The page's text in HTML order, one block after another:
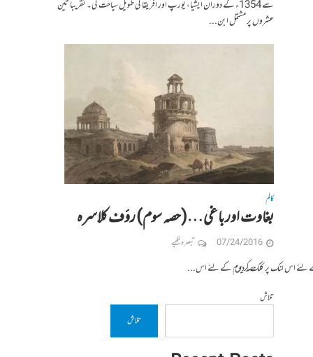
سے 1354ء کے دوران ایشیا، یورپ اور افریقا کی طویل سیاحت کی۔ تقریباً تین
عشروں پر مشتمل ابن...
کالم
بغاوت اور باغی…(حصہ سوم) رؤف کلاسرہ
07/24/2016 تبصرہ لکھیے
حصہ اول پڑھنے کے لئے اس لنک پر کلک کریں حصہ دوم کے لئے اس...
تلاش
تلاش